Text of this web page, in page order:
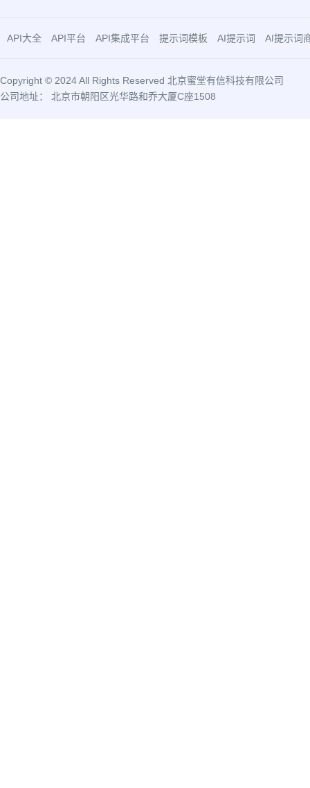
API大全 API平台 API集成平台 提示词模板 AI提示词 AI提示词
Copyright © 2024 All Rights Reserved 北京蜜堂有信科技有限公司
公司地址： 北京市朝阳区光华路和乔大厦C座1508